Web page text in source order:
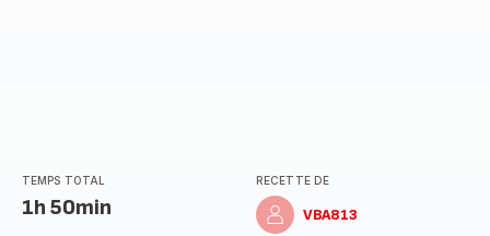
TEMPS TOTAL
1h 50min
RECETTE DE
VBA813